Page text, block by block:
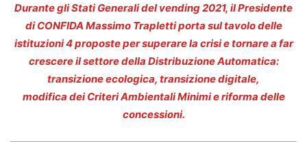
Durante gli Stati Generali del vending 2021, il Presidente
di CONFIDA Massimo Trapletti porta sul tavolo delle
istituzioni 4 proposte per superare la crisi e tornare a far
crescere il settore della Distribuzione Automatica:
transizione ecologica, transizione digitale,
modifica dei Criteri Ambientali Minimi e riforma delle
concessioni.